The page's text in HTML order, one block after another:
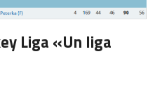
Liga «Un liga